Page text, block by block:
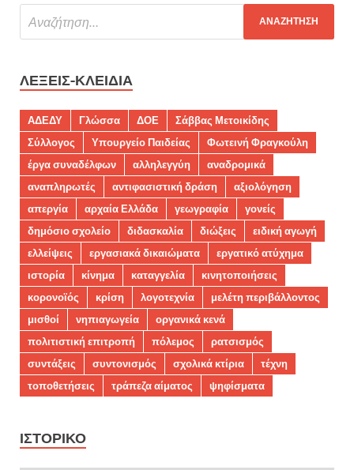
ΛΈΞΕΙΣ-ΚΛΕΙΔΙΆ
ΑΔΕΔΥ Γλώσσα ΔΟΕ
Σάββας Μετοικίδης
Σύλλογος
Υπουργείο Παιδείας
Φωτεινή Φραγκούλη
έργα συναδέλφων
αλληλεγγύη
αναδρομικά
αναπληρωτές
αντιφασιστική δράση
αξιολόγηση
απεργία
αρχαία Ελλάδα γεωγραφία
γονείς
δημόσιο σχολείο
διδασκαλία διώξεις
ειδική αγωγή
ελλείψεις
εργασιακά δικαιώματα
εργατικό ατύχημα
ιστορία
κίνημα καταγγελία
κινητοποιήσεις
κορονοϊός
κρίση λογοτεχνία
μελέτη περιβάλλοντος
μισθοί
νηπιαγωγεία
οργανικά κενά
πολιτιστική επιτροπή
πόλεμος
ρατσισμός
συντάξεις
συντονισμός σχολικά κτίρια
τέχνη
τοποθετήσεις
τράπεζα αίματος ψηφίσματα
ΙΣΤΟΡΙΚΌ